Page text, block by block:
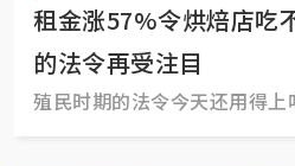
租金涨57%令烘焙店
的法令再受注目
殖民时期的法令今天还用得上